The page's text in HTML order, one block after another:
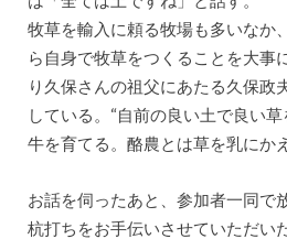
牧草を輸入に頼る牧場も多いなか
ら自身で牧草をつくることを大事
り久保さんの祖父にあたる久保政
している。“自前の良い土で良い
牛を育てる。酪農とは草を乳にか
お話を伺ったあと、参加者一同で
杭打ちをお手伝いさせていただいた